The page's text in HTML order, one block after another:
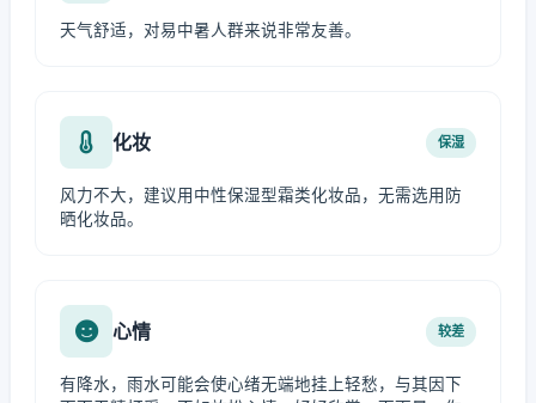
天气舒适，对易中暑人群来说非常友善。
化妆 保湿
风力不大，建议用中性保湿型霜类化妆品，无需选用防
晒化妆品。
心情 较差
有降水，雨水可能会使心绪无端地挂上轻愁，与其因下